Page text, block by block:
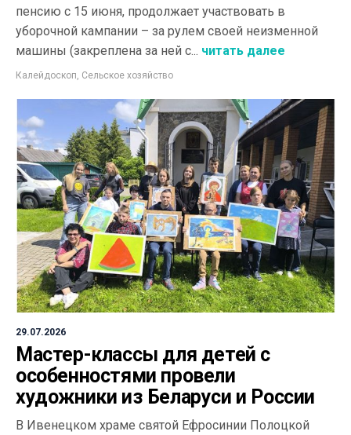
пенсию с 15 июня, продолжает участвовать в
уборочной кампании – за рулем своей неизменной
машины (закреплена за ней с... читать далее
Калейдоскоп, Сельское хозяйство
29.07.2026
Мастер-классы для детей с
особенностями провели
художники из Беларуси и России
В Ивенецком храме святой Ефросинии Полоцкой